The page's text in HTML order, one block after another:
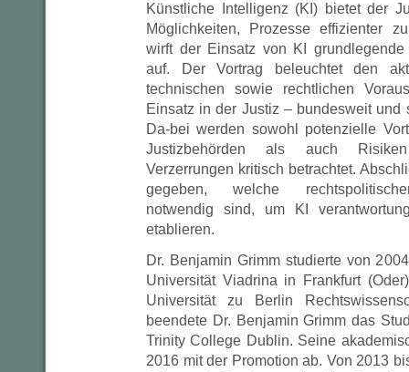
Künstliche Intelligenz (KI) bietet der
Möglichkeiten, Prozesse effizienter
wirft der Einsatz von KI grundlegende
auf. Der Vortrag beleuchtet den
technischen sowie rechtlichen
Einsatz in der Justiz – bundesweit und
Da-bei werden sowohl potenzielle
Justizbehörden als auch
Verzerrungen kritisch betrachtet.
gegeben, welche
notwendig sind, um KI
etablieren.
Dr. Benjamin Grimm studierte von
Universität Viadrina in Frankfurt
Universität zu Berlin
beendete Dr. Benjamin Grimm das
Trinity College Dublin. Seine
2016 mit der Promotion ab. Von 2013